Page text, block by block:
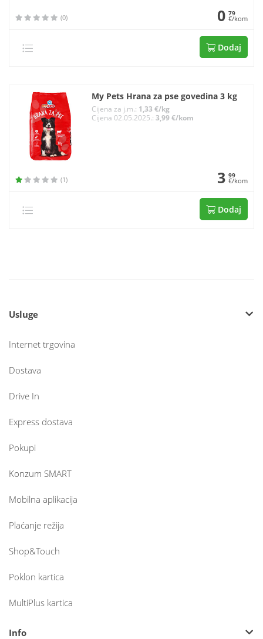
(0) 0 79
€/kom
Dodaj
My Pets Hrana za pse govedina 3 kg
Cijena za j.m.: 1,33 €/kg
Cijena 02.05.2025.: 3,99 €/kom
(1) 3 99
€/kom
Dodaj
Usluge
Internet trgovina
Dostava
Drive In
Express dostava
Pokupi
Konzum SMART
Mobilna aplikacija
Plaćanje režija
Shop&Touch
Poklon kartica
MultiPlus kartica
Info